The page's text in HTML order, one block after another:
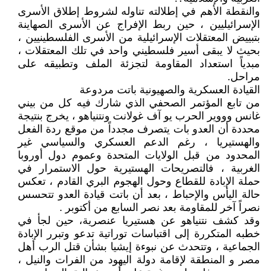
والنقطة الأهم في إطلالته تناوله لشروط إطلاق الأسرى
الإسرائيليين ، حين ربط الإفراج عن الأسرى الصهاينة
بتبييض المعتقلات الإسرائيلية من الأسرى الفلسطينيين ،
بحيث لا يبقى أسير فلسطيني واحد في تلك المعتقلات ،
مبدياً استعداد المقاومة لتجزئة الملف وتطبيقه على
مراحل.
القيادة العسكرية والصهيونية باتت مردوعة
من تابع المؤتمر الصحفي الذي شارك فيه كل من بيني
غانس وووير الحرب يو آف غولانت ونتنياهو ، يخرج بنتيجة
محددة أن العدو بات يتصرف مجدداً من موقع ردة الفعل
والهستيريا ، رغم الدعم العسكري والسياسي غير
المحدود من قبل الولايات المتحدة وعموم دول أوروبا
الغربية ، فالتصريحات الهستيرية حول الاستمرار في
حملة الإبادة للقطاع وحول الهجوم البري القادم ، تعكس
حالة اليأس والإحباط ، بعد أن باتت قيادة العدو تتحسس
نصراً آخر للمقاومة بعد نصر السابع من أكتوبر .
وقد كشف نتنياهو عن هستيريا عنصرية، حين لجأ في
خطبه المتكررة إلى اقتباسات توراتية تدعو وتبرر الإبادة
الجماعية ، وتتحدث عن نبوءة إيشيا بشأن قتل الرب أهل
مصر و المنطقة لإقامة دولة اليهود من الفرات والنيل ،